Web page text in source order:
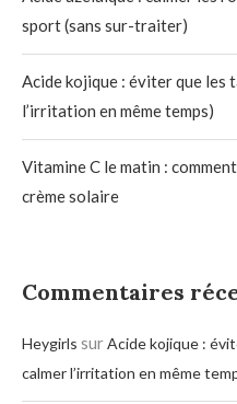
sport (sans sur-traiter)
Acide kojique : éviter que les
l’irritation en même temps)
Vitamine C le matin :
crème solaire
Commentaires
Heygirls surAcide kojique :
calmer l’irritation en même